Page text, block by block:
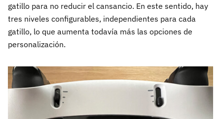
gatillo para no reducir el cansancio. En este sentido, hay
tres niveles configurables, independientes para cada
gatillo, lo que aumenta todavía más las opciones de
personalización.